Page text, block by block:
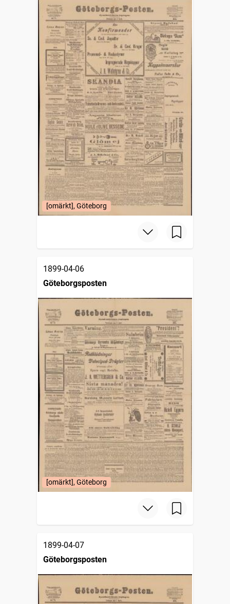
[omärkt], Göteborg
1899-04-06
Göteborgsposten
[omärkt], Göteborg
1899-04-07
Göteborgsposten